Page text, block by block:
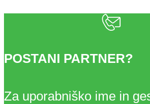
POSTANI PARTNER?
Za uporabniško ime in